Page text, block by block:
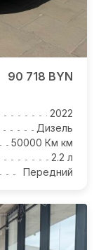
90 718 BYN
2022
Дизель
50000 Км км
2.2 л
Передний